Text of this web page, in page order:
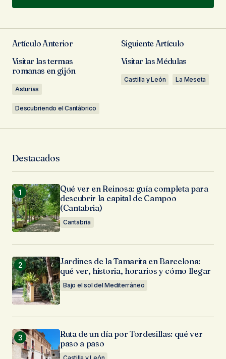
Add a comment
Tu dirección de correo electrónico no será
publicada. Los campos obligatorios están
marcados con
Tu Nombre
Tu Email*
Guarda mi nombre, correo electrónico y web en
este navegador para la próxima vez que
Enviar Comentario
Artículo Anterior
Visitar las termas
romanas en gijón
Asturias
Descubriendo el Cantábrico
Siguiente Artículo
Visitar las Médulas
Castilla y León La Meseta
Destacados
Qué ver en Reinosa: guía completa para
descubrir la capital de Campoo
(Cantabria)
Cantabria
Jardines de la Tamarita en Barcelona:
qué ver, historia, horarios y cómo llegar
Bajo el sol del Mediterráneo
Ruta de un día por Tordesillas: qué ver
paso a paso